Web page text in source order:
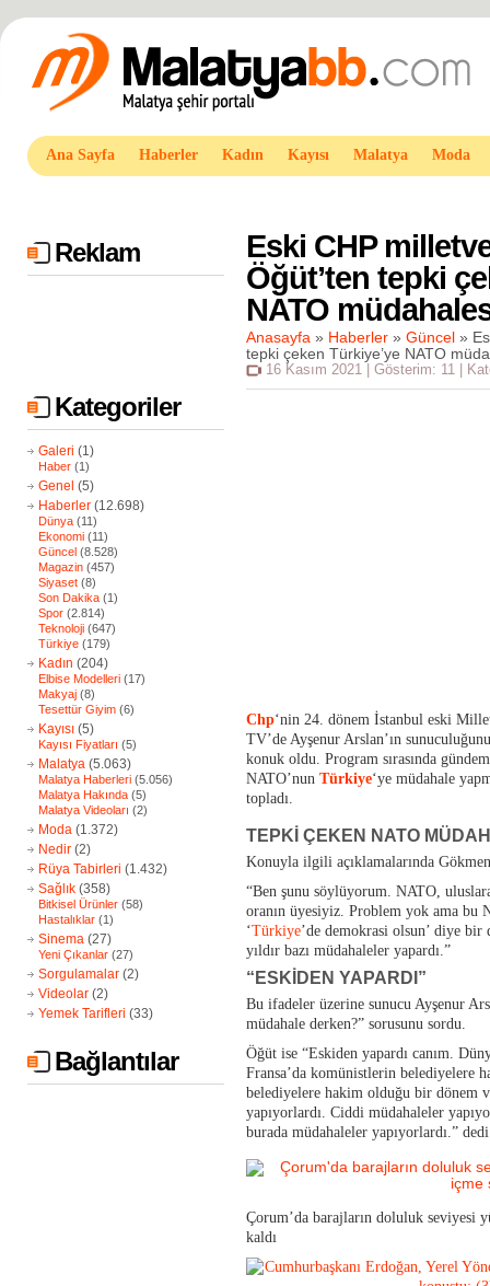
Ana Sayfa Haberler Kadın Kayısı Malatya Moda
Reklam
Kategoriler
Galeri (1)
Haber (1)
Genel (5)
Haberler (12.698)
Dünya (11)
Ekonomi (11)
Güncel (8.528)
Magazin (457)
Siyaset (8)
Son Dakika (1)
Spor (2.814)
Teknoloji (647)
Türkiye (179)
Kadın (204)
Elbise Modelleri (17)
Makyaj (8)
Tesettür Giyim (6)
Kayısı (5)
Kayısı Fiyatları (5)
Malatya (5.063)
Malatya Haberleri (5.056)
Malatya Hakında (5)
Malatya Videoları (2)
Moda (1.372)
Nedir (2)
Rüya Tabirleri (1.432)
Sağlık (358)
Bitkisel Ürünler (58)
Hastalıklar (1)
Sinema (27)
Yeni Çıkanlar (27)
Sorgulamalar (2)
Videolar (2)
Yemek Tarifleri (33)
Bağlantılar
Eski CHP
Öğüt’ten tepki
NATO
Anasayfa » Haberler » Güncel »
tepki çeken Türkiye’ye NATO
16 Kasım 2021 | Gösterim: 11 |
Chp‘nin 24. dönem İstanbul eski
TV’de Ayşenur Arslan’ın
konuk oldu. Program sırasında
NATO’nun Türkiye‘ye müdahale
topladı.
TEPKİ ÇEKEN NATO
Konuyla ilgili açıklamalarında
“Ben şunu söylüyorum. NATO,
oranın üyesiyiz. Problem yok ama bu
‘Türkiye’de demokrasi olsun’ diye
yıldır bazı müdahaleler yapardı.”
“ESKİDEN YAPARDI”
Bu ifadeler üzerine sunucu Ayşenur
müdahale derken?” sorusunu sordu.
Öğüt ise “Eskiden yapardı canım.
Fransa’da komünistlerin belediyelere
belediyelere hakim olduğu bir dönem
yapıyorlardı. Ciddi müdahaleler
burada müdahaleler yapıyorlardı.”
Çorum’da barajların doluluk seviyesi
kaldı